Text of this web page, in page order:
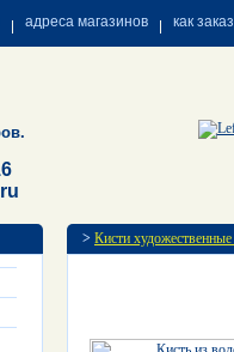
адреса магазинов как
> Кисти